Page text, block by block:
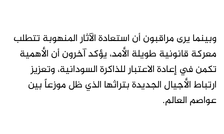
وبينما يرى مراقبون أن استعادة الآثار المنهوبة تتطلب
معركة قانونية طويلة الأمد، يؤكد آخرون أن الأهمية
تكمن في إعادة الاعتبار للذاكرة السودانية، وتعزيز
ارتباط الأجيال الجديدة بتراثها الذي ظل موزعاً بين
عواصم العالم.